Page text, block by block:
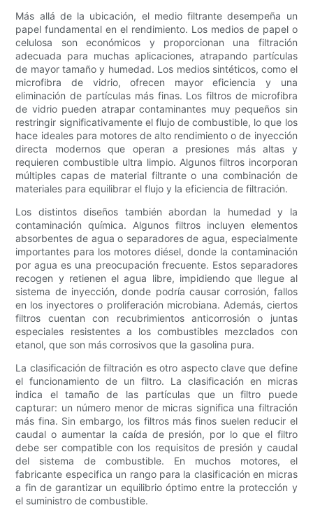
Más allá de la ubicación, el medio filtrante desempeña un
papel fundamental en el rendimiento. Los medios de papel o
celulosa son económicos y proporcionan una filtración
adecuada para muchas aplicaciones, atrapando partículas
de mayor tamaño y humedad. Los medios sintéticos, como el
microfibra de vidrio, ofrecen mayor eficiencia y una
eliminación de partículas más finas. Los filtros de microfibra
de vidrio pueden atrapar contaminantes muy pequeños sin
restringir significativamente el flujo de combustible, lo que los
hace ideales para motores de alto rendimiento o de inyección
directa modernos que operan a presiones más altas y
requieren combustible ultra limpio. Algunos filtros incorporan
múltiples capas de material filtrante o una combinación de
materiales para equilibrar el flujo y la eficiencia de filtración.
Los distintos diseños también abordan la humedad y la
contaminación química. Algunos filtros incluyen elementos
absorbentes de agua o separadores de agua, especialmente
importantes para los motores diésel, donde la contaminación
por agua es una preocupación frecuente. Estos separadores
recogen y retienen el agua libre, impidiendo que llegue al
sistema de inyección, donde podría causar corrosión, fallos
en los inyectores o proliferación microbiana. Además, ciertos
filtros cuentan con recubrimientos anticorrosión o juntas
especiales resistentes a los combustibles mezclados con
etanol, que son más corrosivos que la gasolina pura.
La clasificación de filtración es otro aspecto clave que define
el funcionamiento de un filtro. La clasificación en micras
indica el tamaño de las partículas que un filtro puede
capturar: un número menor de micras significa una filtración
más fina. Sin embargo, los filtros más finos suelen reducir el
caudal o aumentar la caída de presión, por lo que el filtro
debe ser compatible con los requisitos de presión y caudal
del sistema de combustible. En muchos motores, el
fabricante especifica un rango para la clasificación en micras
a fin de garantizar un equilibrio óptimo entre la protección y
el suministro de combustible.